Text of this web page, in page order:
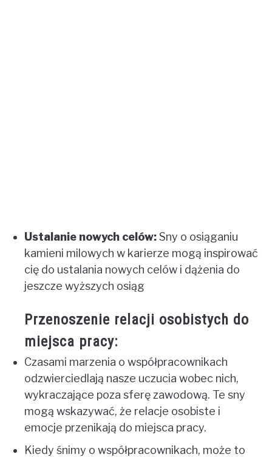
Ustalanie nowych celów:Sny o osiąganiu
kamieni milowych w karierze mogą inspirować
cię do ustalania nowych celów i dążenia do
jeszcze wyższych osiąg
Przenoszenie relacji osobistych do
miejsca pracy:
Czasami marzenia o współpracownikach
odzwierciedlają nasze uczucia wobec nich,
wykraczające poza sferę zawodową. Te sny
mogą wskazywać, że relacje osobiste i
emocje przenikają do miejsca pracy.
Kiedy śnimy o współpracownikach, może to